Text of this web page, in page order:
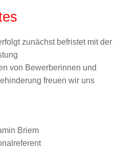
zunächst befristet mit der
von Bewerberinnen und
freuen wir uns
Briem